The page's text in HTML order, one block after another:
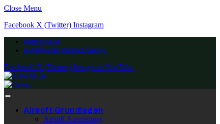
Close Menu
Facebook X (Twitter) Instagram
IMPRESSUM
DATENSCHUTZERKLÄRUNG
Facebook X (Twitter) InstagramYouTube
Airsoft Grundlagen
Airsoft Ausrüstung